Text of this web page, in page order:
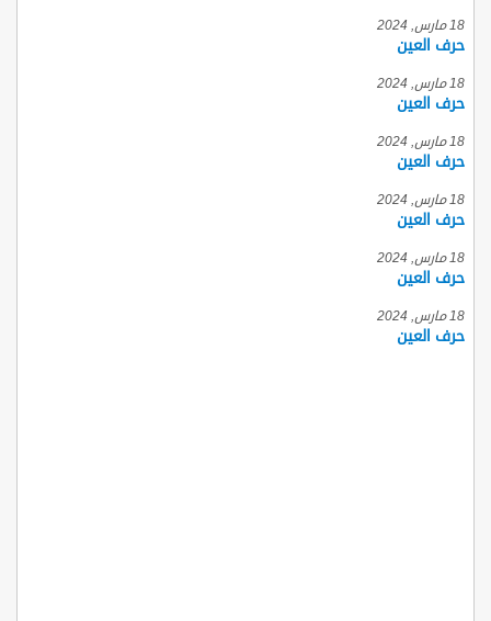
18 مارس, 2024
حرف العين
18 مارس, 2024
حرف العين
18 مارس, 2024
حرف العين
18 مارس, 2024
حرف العين
18 مارس, 2024
حرف العين
18 مارس, 2024
حرف العين